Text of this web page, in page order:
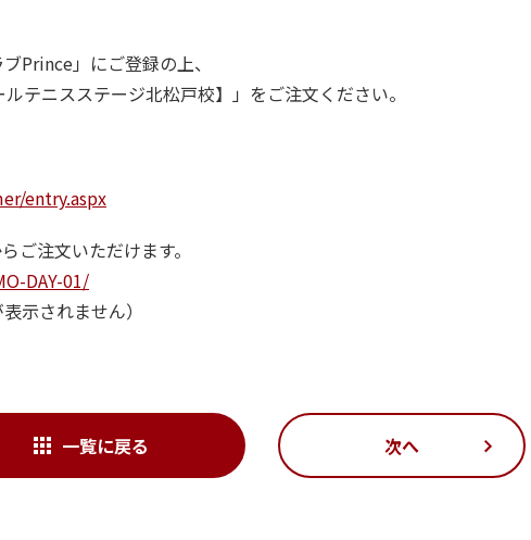
Prince」にご登録の上、
テニスステージ北松戸校】」をご注文ください。
entry.aspx
ご注文いただけます。
DAY-01/
示されません）
一覧に戻る 次へ